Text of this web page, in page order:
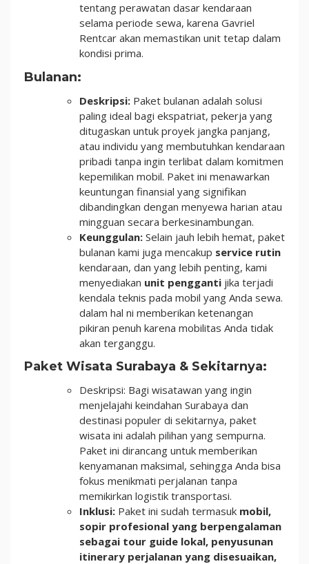
tentang perawatan dasar kendaraan
selama periode sewa, karena Gavriel
Rentcar akan memastikan unit tetap dalam
kondisi prima.
Bulanan:
Deskripsi: Paket bulanan adalah solusi
paling ideal bagi ekspatriat, pekerja yang
ditugaskan untuk proyek jangka panjang,
atau individu yang membutuhkan kendaraan
pribadi tanpa ingin terlibat dalam komitmen
kepemilikan mobil. Paket ini menawarkan
keuntungan finansial yang signifikan
dibandingkan dengan menyewa harian atau
mingguan secara berkesinambungan.
Keunggulan: Selain jauh lebih hemat, paket
bulanan kami juga mencakup service rutin
kendaraan, dan yang lebih penting, kami
menyediakan unit pengganti jika terjadi
kendala teknis pada mobil yang Anda sewa.
dalam hal ni memberikan ketenangan
pikiran penuh karena mobilitas Anda tidak
akan terganggu.
Paket Wisata Surabaya & Sekitarnya:
Deskripsi: Bagi wisatawan yang ingin
menjelajahi keindahan Surabaya dan
destinasi populer di sekitarnya, paket
wisata ini adalah pilihan yang sempurna.
Paket ini dirancang untuk memberikan
kenyamanan maksimal, sehingga Anda bisa
fokus menikmati perjalanan tanpa
memikirkan logistik transportasi.
Inklusi: Paket ini sudah termasuk mobil,
sopir profesional yang berpengalaman
sebagai tour guide lokal, penyusunan
itinerary perjalanan yang disesuaikan,